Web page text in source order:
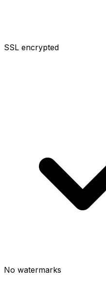
SSL encrypted
No watermarks